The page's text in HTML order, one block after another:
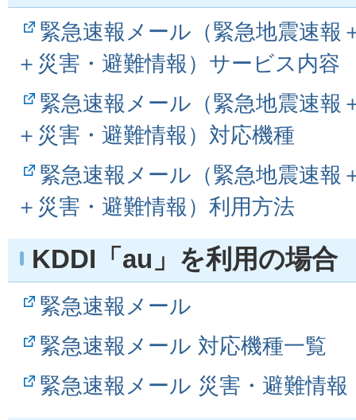
緊急速報メール（緊急地震速報
＋災害・避難情報）サービス内容
緊急速報メール（緊急地震速報
＋災害・避難情報）対応機種
緊急速報メール（緊急地震速報
＋災害・避難情報）利用方法
KDDI「au」を利用の場合
緊急速報メール
緊急速報メール 対応機種一覧
緊急速報メール 災害・避難情報